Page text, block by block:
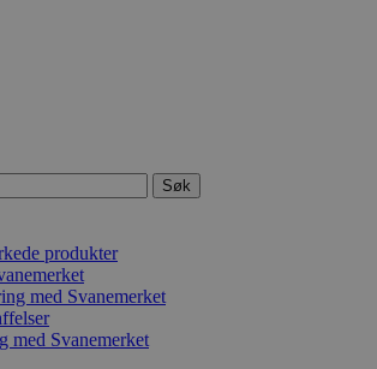
produkter
med Svanemerket
med Svanemerket